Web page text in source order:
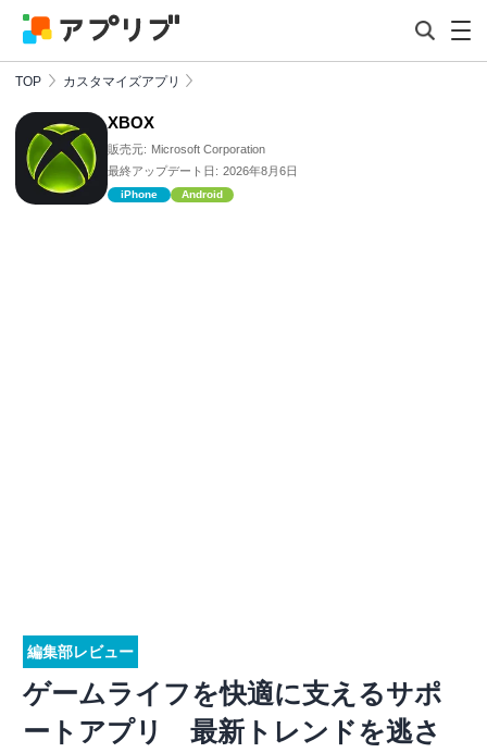
TOP カスタマイズアプリ
XBOX
販売元: Microsoft Corporation
最終アップデート日: 2026年8月6日
iPhone Android
編集部レビュー
ゲームライフを快適に支えるサポ
ートアプリ 最新トレンドを逃さ